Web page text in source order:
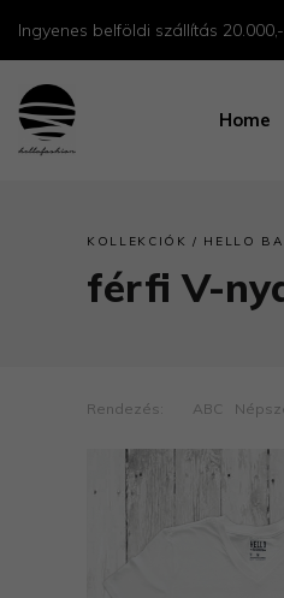
Ingyenes belföldi szállítás
Home
KOLLEKCIÓK / HELLO
férfi V-
Rendezés: ABC